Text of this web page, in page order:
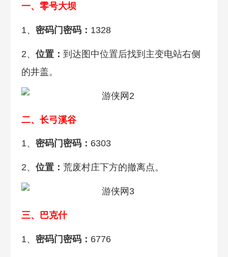
一、零号大坝
1、 密码门密码： 1328
2、 位置： 到达图中位置后找到主变电站右侧
的井盖。
二、长弓溪谷
1、 密码门密码： 6303
2、 位置： 荒废村庄下方的撤离点。
三、巴克什
1、 密码门密码： 6776